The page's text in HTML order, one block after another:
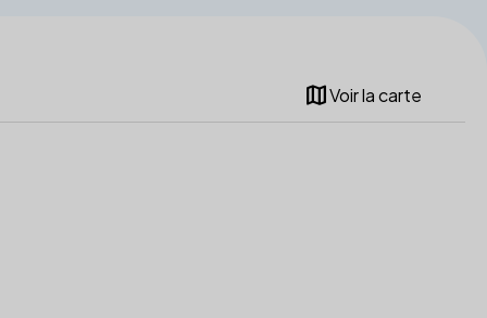
mapVoir la carte